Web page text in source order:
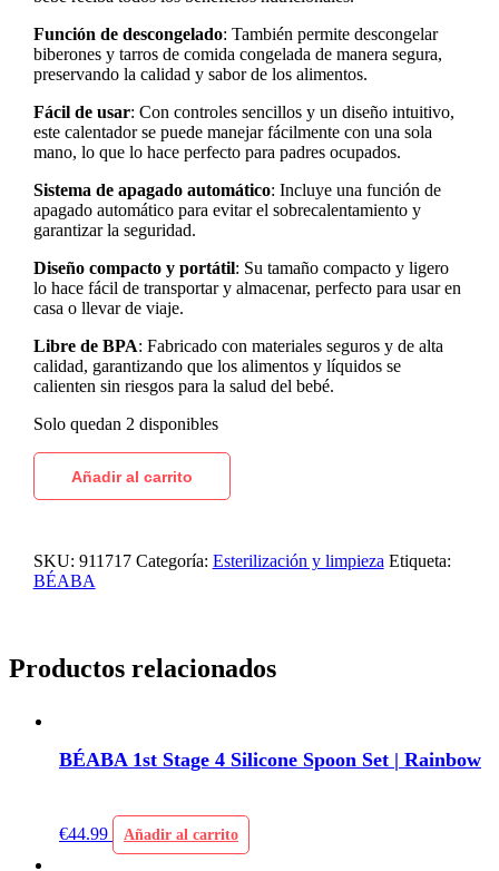
Función de descongelado: También permite descongelar
biberones y tarros de comida congelada de manera segura,
preservando la calidad y sabor de los alimentos.
Fácil de usar: Con controles sencillos y un diseño intuitivo,
este calentador se puede manejar fácilmente con una sola
mano, lo que lo hace perfecto para padres ocupados.
Sistema de apagado automático: Incluye una función de
apagado automático para evitar el sobrecalentamiento y
garantizar la seguridad.
Diseño compacto y portátil: Su tamaño compacto y ligero
lo hace fácil de transportar y almacenar, perfecto para usar en
casa o llevar de viaje.
Libre de BPA: Fabricado con materiales seguros y de alta
calidad, garantizando que los alimentos y líquidos se
calienten sin riesgos para la salud del bebé.
Solo quedan 2 disponibles
Añadir al carrito
SKU: 911717 Categoría: Esterilización y limpieza Etiqueta:
BÉABA
Productos relacionados
BÉABA 1st Stage 4 Silicone Spoon Set | Rainbow
€44.99 Añadir al carrito